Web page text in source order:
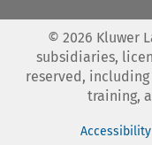
© 2026 Kluwer
subsidiaries,
reserved,
training,